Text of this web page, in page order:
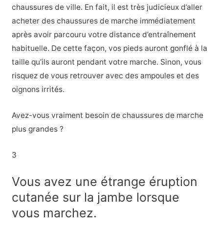
chaussures de ville. En fait, il est très judicieux d’aller
acheter des chaussures de marche immédiatement
après avoir parcouru votre distance d’entraînement
habituelle. De cette façon, vos pieds auront gonflé à la
taille qu’ils auront pendant votre marche. Sinon, vous
risquez de vous retrouver avec des ampoules et des
oignons irrités.
Avez-vous vraiment besoin de chaussures de marche
plus grandes ?
3
Vous avez une étrange éruption
cutanée sur la jambe lorsque
vous marchez.